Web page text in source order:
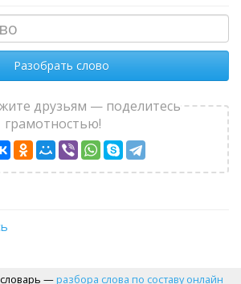
Разобрать слово
друзьям — поделитесь
грамотностью!
—разбора слова по составу онлайн